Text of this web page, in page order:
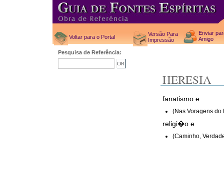
Voltar para o Portal
Versão Para
Impressão
Enviar
Amigo
Pesquisa de Referência:
HERESIA
fanatismo e
(Nas Voragens do
religi�o e
(Caminho,